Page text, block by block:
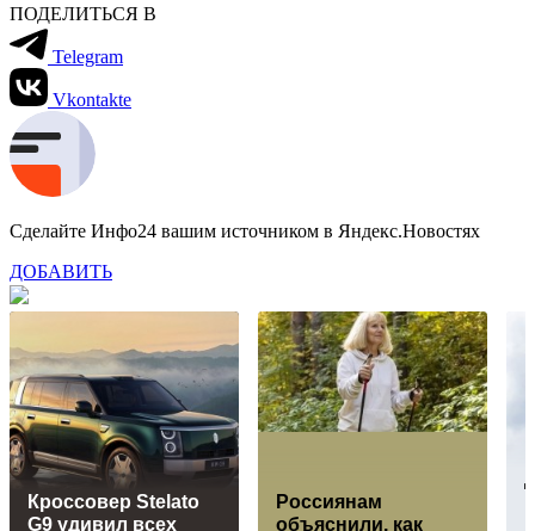
ПОДЕЛИТЬСЯ В
Telegram
Vkontakte
Сделайте Инфо24 вашим источником в Яндекс.Новостях
ДОБАВИТЬ
Кроссовер Stelato
G9 удивил всех
Россиянам
объяснили, как